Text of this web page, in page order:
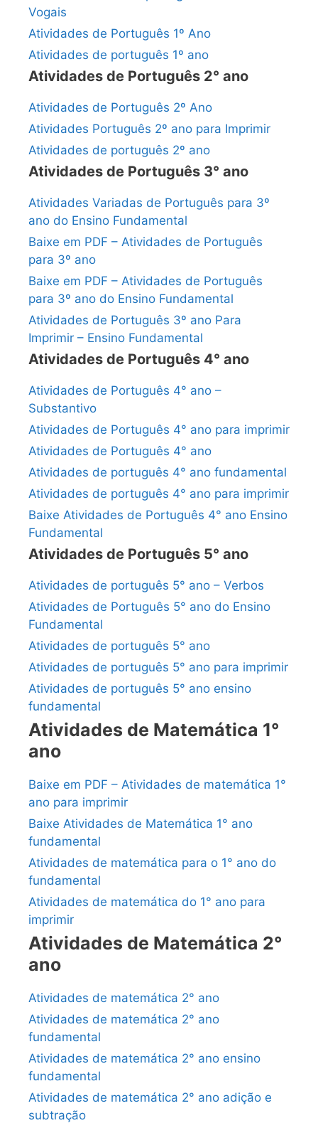
Vogais
Atividades de Português 1º Ano
Atividades de português 1º ano
Atividades de Português 2° ano
Atividades de Português 2º Ano
Atividades Português 2º ano para Imprimir
Atividades de português 2º ano
Atividades de Português 3° ano
Atividades Variadas de Português para 3º
ano do Ensino Fundamental
Baixe em PDF – Atividades de Português
para 3º ano
Baixe em PDF – Atividades de Português
para 3º ano do Ensino Fundamental
Atividades de Português 3º ano Para
Imprimir – Ensino Fundamental
Atividades de Português 4° ano
Atividades de Português 4° ano –
Substantivo
Atividades de Português 4° ano para imprimir
Atividades de Português 4° ano
Atividades de português 4° ano fundamental
Atividades de português 4° ano para imprimir
Baixe Atividades de Português 4° ano Ensino
Fundamental
Atividades de Português 5° ano
Atividades de português 5° ano – Verbos
Atividades de Português 5° ano do Ensino
Fundamental
Atividades de português 5° ano
Atividades de português 5° ano para imprimir
Atividades de português 5° ano ensino
fundamental
Atividades de Matemática 1°
ano
Baixe em PDF – Atividades de matemática 1°
ano para imprimir
Baixe Atividades de Matemática 1° ano
fundamental
Atividades de matemática para o 1° ano do
fundamental
Atividades de matemática do 1° ano para
imprimir
Atividades de Matemática 2°
ano
Atividades de matemática 2° ano
Atividades de matemática 2° ano
fundamental
Atividades de matemática 2° ano ensino
fundamental
Atividades de matemática 2° ano adição e
subtração